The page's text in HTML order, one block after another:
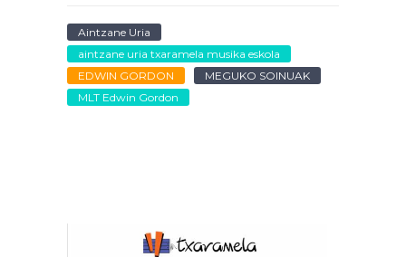
Aintzane Uria
aintzane uria txaramela musika eskola
EDWIN GORDON
MEGUKO SOINUAK
MLT Edwin Gordon